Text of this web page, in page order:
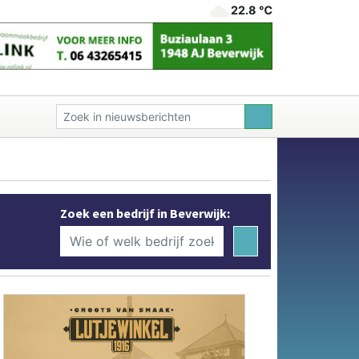
22.8 ℃
Zoek een bedrijf in Beverwijk: